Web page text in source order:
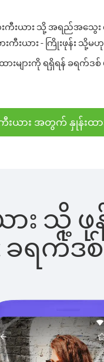
ကီးယား သို့ အရည်အသွေး
းကီးယား - ကြိုးဖုန်း
းများကို ရရှိရန် ခရက်
းယား အတွက် နှုန်းထား
ယား
ခရက်ဒ